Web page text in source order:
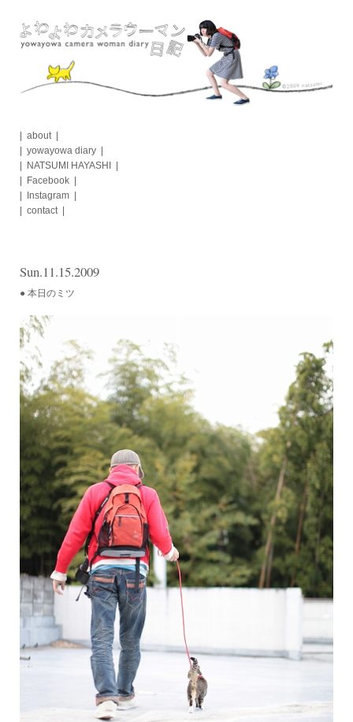
content
about
yowayowa diary
NATSUMI HAYASHI
Facebook
Instagram
contact
Sun.11.15.2009
● 本日のミツ